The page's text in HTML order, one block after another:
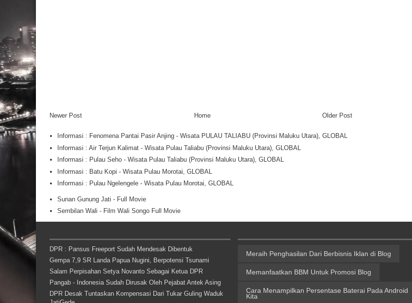
Newer Post Older Post
Home
Informasi : Fenomena Pantai Pasir Anjing - Wisata PULAU TALIABU (Provinsi Maluku Utara), GLOBAL
Informasi : Air Terjun Kalimat - Wisata Pulau Taliabu (Provinsi Maluku Utara), GLOBAL
Informasi : Pulau Seho - Wisata Pulau Taliabu (Provinsi Maluku Utara), GLOBAL
Informasi : Batu Kopi - Wisata Pulau Morotai, GLOBAL
Informasi : Pulau Ngelengele - Wisata Pulau Morotai, GLOBAL
Sunan Gunung Jati - Full Movie
Sembilan Wali - Film Wali Songo Full Movie
DPR : Pansus Freeport Sudah Mendesak Dibentuk
Gempa 7,9 SR Landa Papua Nugini, Berpotensi Tsunami
Salam Perpisahan Setya Novanto Sebagai Ketua DPR
Pangab - Indonesia Sudah Dirusak Oleh Pejabat Antek Asing
DPR Desak Tuntaskan Kompensasi Dari Tukar Guling Waduk
Meraih Penghasilan Dari Berbisnis Iklan di Blog
Memanfaatkan BBM Untuk Promosi Blog
Cara Menampilkan Persentase Baterai Pada Android
Kita